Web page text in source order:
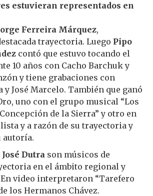
estuvieran representados en
Ferreira Márquez,
trayectoria. Luego Pipo
contó que estuvo tocando el
10 años con Cacho Barchuk y
y tiene grabaciones con
y José Marcelo. También que ganó
uno con el grupo musical “Los
de la Sierra” y otro en
y a razón de su trayectoria y
autoría.
José Dutra son músicos de
en el ámbito regional y
video interpretaron “Tarefero
los Hermanos Chávez.